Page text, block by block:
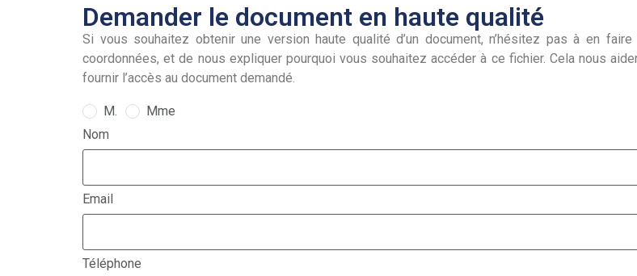
Demander le document en haute qualité
Si vous souhaitez obtenir une version haute qualité d’un document, n’hésitez pas à en
coordonnées, et de nous expliquer pourquoi vous souhaitez accéder à ce fichier. Cela nous
fournir l’accès au document demandé.
M.
Mme
Nom
Email
Téléphone